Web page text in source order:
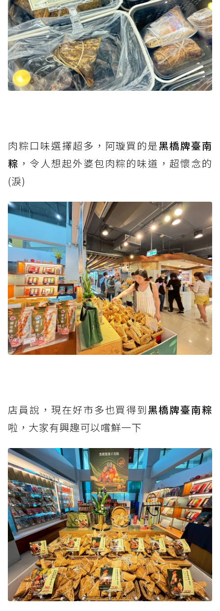
肉粽口味選擇超多，阿璇買的是黑橋牌臺南
粽 ，令人想起外婆包肉粽的味道，超懷念的
(淚)
店員說，現在好市多也買得到黑橋牌臺南粽
啦，大家有興趣可以嚐鮮一下